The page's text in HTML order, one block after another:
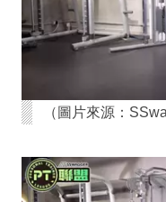
（圖片來源：